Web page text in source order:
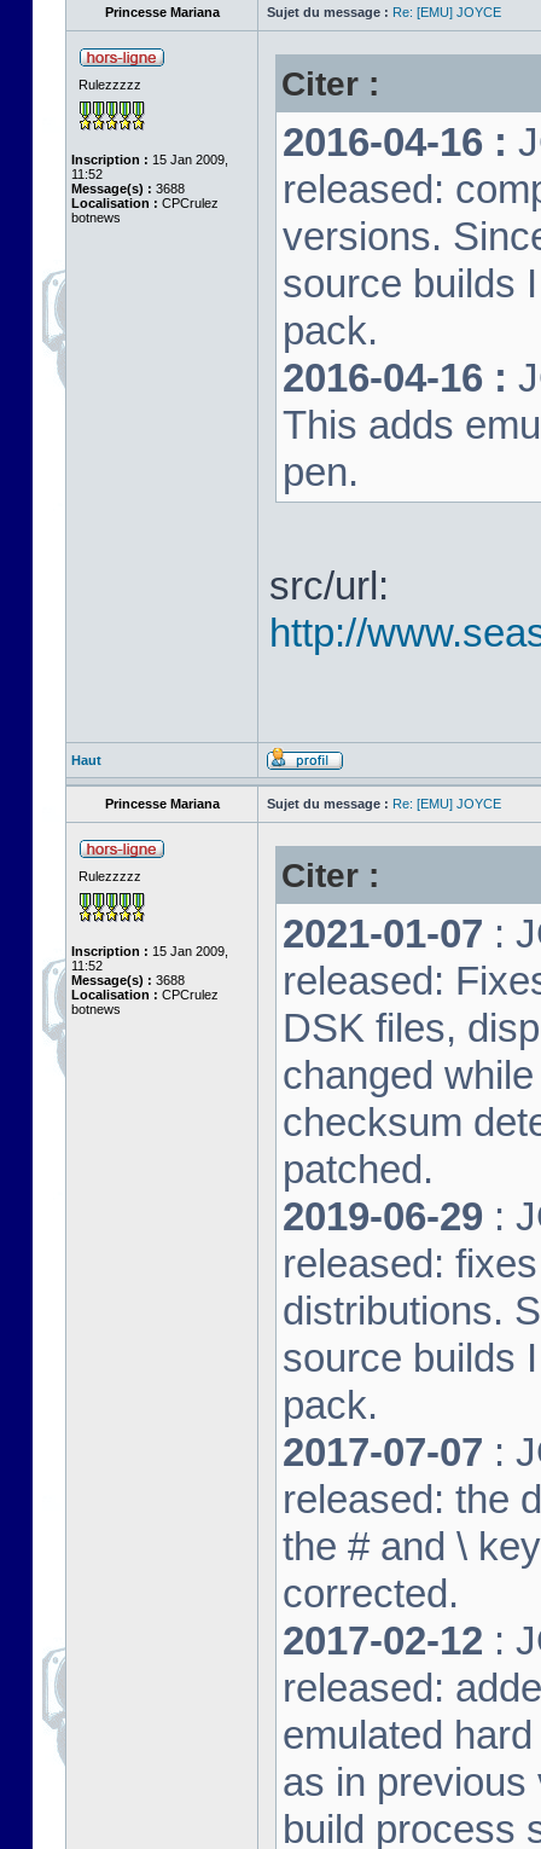
Princesse Mariana Sujet du message : Re: [EMU] JOYCE
Rulezzzzz
Inscription : 15 Jan 2009,
11:52
Message(s) : 3688
Localisation : CPCrulez
botnews
Citer :
2016-04-16 :
released:
versions.
source builds
pack.
2016-04-16 :
This adds
pen.
src/url:
http://
Haut
Princesse Mariana Sujet du message : Re: [EMU] JOYCE
Rulezzzzz
Inscription : 15 Jan 2009,
11:52
Message(s) : 3688
Localisation : CPCrulez
botnews
Citer :
2021-01-07 :
released:
DSK files,
changed
checksum
patched.
2019-06-29 :
released:
distributions.
source builds
pack.
2017-07-07 :
released: the
the # and \
corrected.
2017-02-12 :
released:
emulated
as in previous
build process